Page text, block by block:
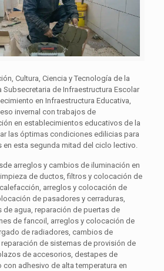
Cultura, Ciencia y Tecnología de la
Subsecretaria de Infraestructura Escolar
en Infraestructura Educativa,
invernal con trabajos de
en establecimientos educativos de la
las óptimas condiciones edilicias para
esta segunda mitad del ciclo lectivo.
arreglos y cambios de iluminación en
de ductos, filtros y colocación de
arreglos y colocación de
de pasadores y cerraduras,
agua, reparación de puertas de
de fancoil, arreglos y colocación de
de radiadores, cambios de
de sistemas de provisión de
de accesorios, destapes de
con adhesivo de alta temperatura en